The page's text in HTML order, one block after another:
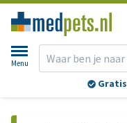
Menu
Gratis